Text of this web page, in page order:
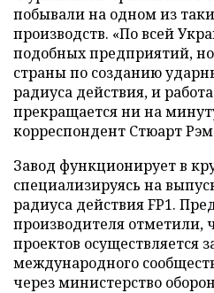
побывали на одном из
производств. «По всей
подобных предприятий,
страны по созданию
радиуса действия, и
прекращается ни на
корреспондент Стюарт
Завод функционирует в
специализируясь на
радиуса действия FP1.
производителя отметили,
проектов осуществляется
международного
через министерство